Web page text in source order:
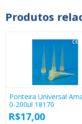
Produtos
Ponteira Universal
0-200µl 18170
R$17,00